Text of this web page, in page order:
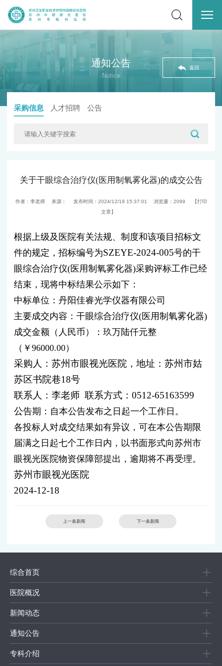
通知公告
Notice
采购信息 人才招聘 公告
返回
关于干眼综合治疗仪(医用制氧雾化器)的成交公告
作者：李老师 来源： 发布时间：2024/12/18 15:37:01 浏览量： 2099
【打印
文章】
根据上级及医院有关法规、制度和该项目招标文
件的规定，招标编号为SZEYE-2024-005号的干
眼综合治疗仪(医用制氧雾化器)采购评标工作已经
结束，现将中标结果公示如下：
中标单位：丹阳佳睿光学仪器有限公司
主要成交内容：干眼综合治疗仪(医用制氧雾化器)
成交金额（人民币）：玖万陆仟元整
（￥ 96000.00）
采购人：苏州市眼视光医院，地址：苏州市姑
苏区书院巷18号
联系人：李老师 联系方式： 0512-65163599
公告期：自本公告发布之日起一个工作日。
各投标人对成交结果如有异议，可在本公告期限
届满之日起七个工作日内，以书面形式向苏州市
眼视光医院物资保障部提出，逾期将不再受理。
苏州市眼视光医院
2024-12-18
上一条新闻 下一条新闻
综合首页
医院概况
新闻动态
通知公告
专科介绍